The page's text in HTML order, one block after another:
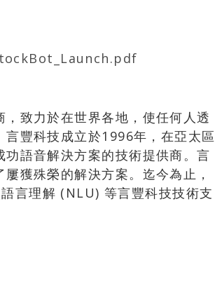
致力於在世界各地，使任何人透
豐科技成立於1996年，在亞太區
語音解決方案的技術提供商。言
獲殊榮的解決方案。迄今為止，
言理解 (NLU) 等言豐科技技術支